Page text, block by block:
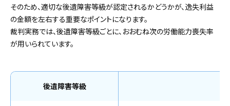
そのため、適切な後遺障害等級が認定されるかどうかが、逸失利益
の金額を左右する重要なポイントになります。
裁判実務では、後遺障害等級ごとに、おおむね次の労働能力喪失率
が用いられています。
後遺障害等級